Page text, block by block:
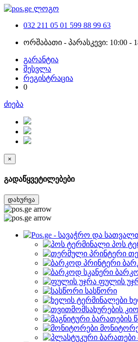
032 211 05 01 599 88 99 63
ორშაბათი - პარასკევი: 10:00 -
გარანტია
შესვლა
რეგისტრაცია
0
ძიება
×
გადაწყვეტილებები
დახურვა
პოს
ფულის
სასწორი